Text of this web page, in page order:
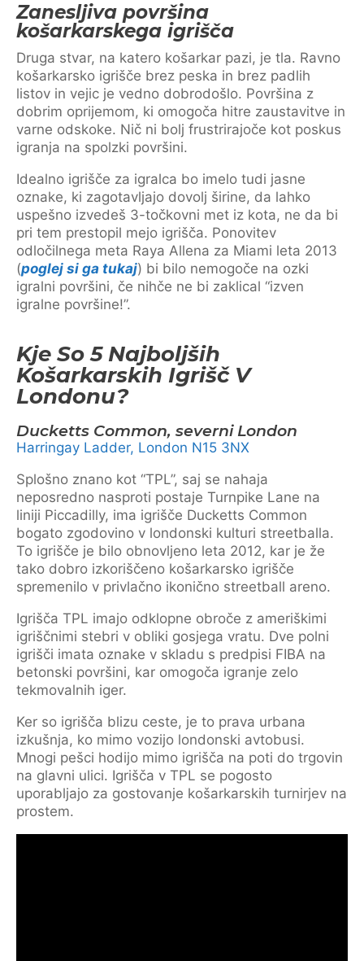
Zanesljiva površina
košarkarskega igrišča
Druga stvar, na katero košarkar pazi, je tla. Ravno
košarkarsko igrišče brez peska in brez padlih
listov in vejic je vedno dobrodošlo. Površina z
dobrim oprijemom, ki omogoča hitre zaustavitve in
varne odskoke. Nič ni bolj frustrirajoče kot poskus
igranja na spolzki površini.
Idealno igrišče za igralca bo imelo tudi jasne
oznake, ki zagotavljajo dovolj širine, da lahko
uspešno izvedeš 3-točkovni met iz kota, ne da bi
pri tem prestopil mejo igrišča. Ponovitev
odločilnega meta Raya Allena za Miami leta 2013
(poglej si ga tukaj) bi bilo nemogoče na ozki
igralni površini, če nihče ne bi zaklical “izven
igralne površine!”.
Kje So 5 Najboljših
Košarkarskih Igrišč V
Londonu?
Ducketts Common, severni London
Harringay Ladder, London N15 3NX
Splošno znano kot “TPL”, saj se nahaja
neposredno nasproti postaje Turnpike Lane na
liniji Piccadilly, ima igrišče Ducketts Common
bogato zgodovino v londonski kulturi streetballa.
To igrišče je bilo obnovljeno leta 2012, kar je že
tako dobro izkoriščeno košarkarsko igrišče
spremenilo v privlačno ikonično streetball areno.
Igrišča TPL imajo odklopne obroče z ameriškimi
igriščnimi stebri v obliki gosjega vratu. Dve polni
igrišči imata oznake v skladu s predpisi FIBA na
betonski površini, kar omogoča igranje zelo
tekmovalnih iger.
Ker so igrišča blizu ceste, je to prava urbana
izkušnja, ko mimo vozijo londonski avtobusi.
Mnogi pešci hodijo mimo igrišča na poti do trgovin
na glavni ulici. Igrišča v TPL se pogosto
uporabljajo za gostovanje košarkarskih turnirjev na
prostem.